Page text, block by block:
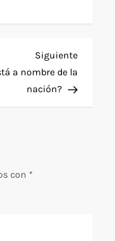
Siguiente
entrada
Siguiente
a nombre de la
nación?
con *